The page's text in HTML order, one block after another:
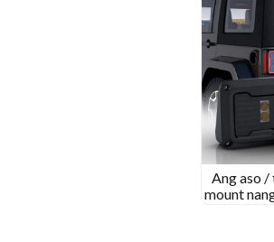
Ang aso /
mount